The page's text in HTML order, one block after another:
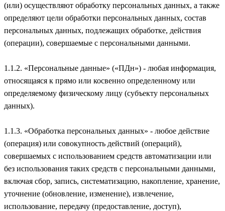
(или) осуществляют обработку персональных данных, а также
определяют цели обработки персональных данных, состав
персональных данных, подлежащих обработке, действия
(операции), совершаемые с персональными данными.
1.1.2. «Персональные данные» («ПДн») - любая информация,
относящаяся к прямо или косвенно определенному или
определяемому физическому лицу (субъекту персональных
данных).
1.1.3. «Обработка персональных данных» - любое действие
(операция) или совокупность действий (операций),
совершаемых с использованием средств автоматизации или
без использования таких средств с персональными данными,
включая сбор, запись, систематизацию, накопление, хранение,
уточнение (обновление, изменение), извлечение,
использование, передачу (предоставление, доступ),